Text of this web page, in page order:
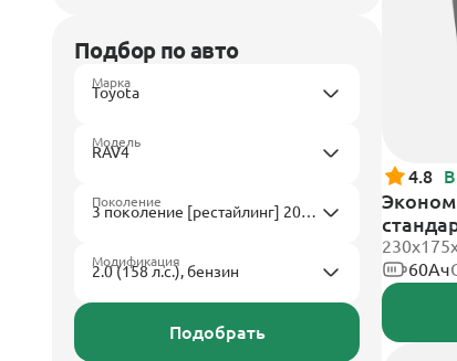
Подбор по авто
Марка
Модель
Поколение
Модификация
Подобрать
4.8
Эконом
60Ач